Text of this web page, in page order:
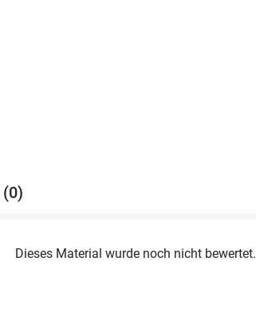
Dieses Material wurde noch nicht bewertet.